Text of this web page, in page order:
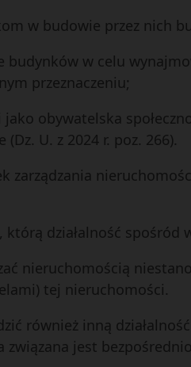
w budowie przez nich
budynków w celu
przeznaczeniu;
jako obywatelska
U. z 2024 r. poz. 266).
zarządzania
którą działalność
nieruchomością
tej nieruchomości.
również inną
związana jest